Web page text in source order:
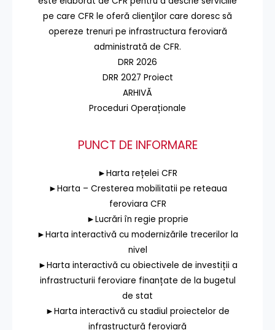
pe care CFR le oferă clienţilor care doresc să
opereze trenuri pe infrastructura feroviară
administrată de CFR.
DRR 2026
DRR 2027 Proiect
ARHIVĂ
Proceduri Operaționale
PUNCT DE INFORMARE
►Harta rețelei CFR
►Harta – Cresterea mobilitatii pe reteaua
feroviara CFR
►Lucrări în regie proprie
►Harta interactivă cu modernizările trecerilor la
nivel
►Harta interactivă cu obiectivele de investiții a
infrastructurii feroviare finanțate de la bugetul
de stat
►Harta interactivă cu stadiul proiectelor de
infrastructură feroviară